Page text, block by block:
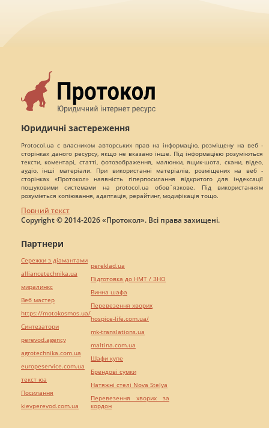
Юридичні застереження
Protocol.ua є власником авторських прав на інформацію, розміщену на веб -
сторінках даного ресурсу, якщо не вказано інше. Під інформацією розуміються
тексти, коментарі, статті, фотозображення, малюнки, ящик-шота, скани, відео,
аудіо, інші матеріали. При використанні матеріалів, розміщених на веб -
сторінках «Протокол» наявність гіперпосилання відкритого для індексації
пошуковими системами на protocol.ua обов`язкове. Під використанням
розуміється копіювання, адаптація, рерайтинг, модифікація тощо.
Повний текст
Copyright © 2014-2026 «Протокол». Всі права захищені.
Партнери
Сережки з діамантами
alliancetechnika.ua
миралинкс
Веб мастер
https://motokosmos.ua/
Синтезатори
perevod.agency
agrotechnika.com.ua
europeservice.com.ua
текст юа
Посилання
kievperevod.com.ua
pereklad.ua
Підготовка до НМТ / ЗНО
Винна шафа
Перевезення хворих
hospice-life.com.ua/
mk-translations.ua
maltina.com.ua
Шафи купе
Брендові сумки
Натяжні стелі Nova Stelya
Перевезення хворих за
кордон